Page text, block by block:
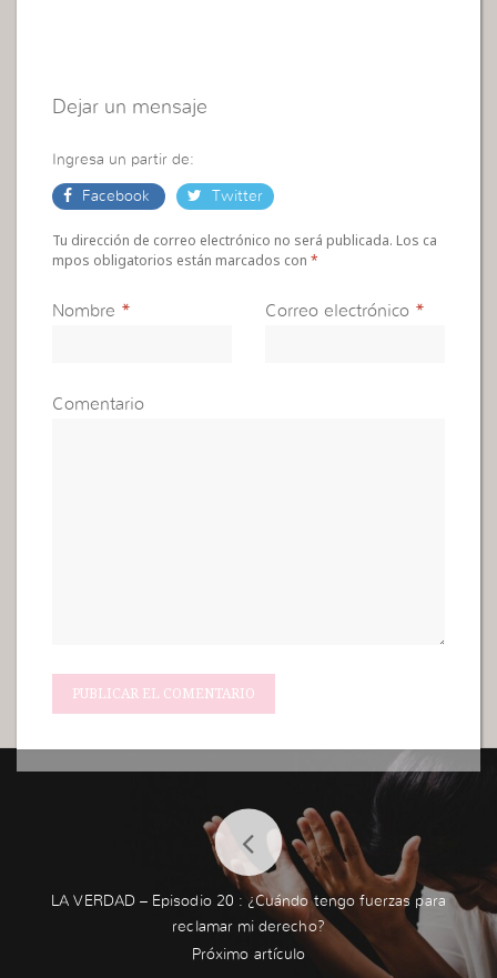
Dejar un mensaje
Ingresa un partir de:
Facebook Twitter
Tu dirección de correo electrónico no será publicada. Los ca
mpos obligatorios están marcados con*
Nombre * Correo electrónico *
Comentario
LA VERDAD – Episodio 20 : ¿Cuándo tengo fuerzas para
reclamar mi derecho?